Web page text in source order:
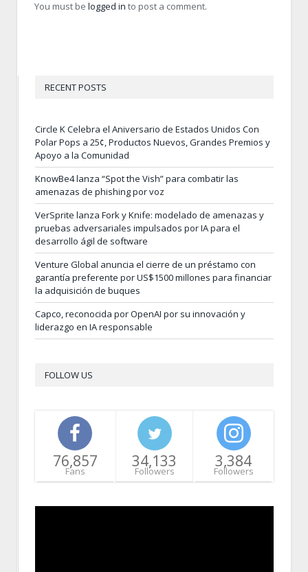
You must be logged in to post a comment.
RECENT POSTS
Circle K Celebra el Aniversario de Estados Unidos Con
Polar Pops a 25¢, Productos Nuevos, Grandes Premios y
Apoyo a la Comunidad
KnowBe4 lanza “Spot the Vish” para combatir las
amenazas de phishing por voz
VerSprite lanza Fork y Knife: modelado de amenazas y
pruebas adversariales impulsados por IA para el
desarrollo ágil de software
Venture Global anuncia el cierre de un préstamo con
garantía preferente por US$1500 millones para financiar
la adquisición de buques
Capco, reconocida por OpenAI por su innovación y
liderazgo en IA responsable
FOLLOW US
76,857
Fans
34,133
Followers
3,384
Followers